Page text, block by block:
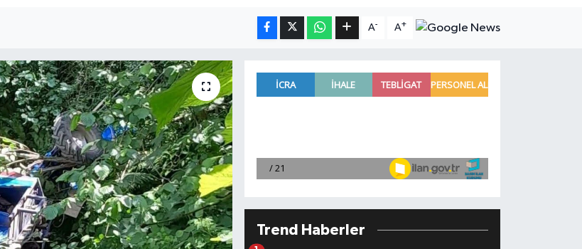
A- A+
Trend Haberler